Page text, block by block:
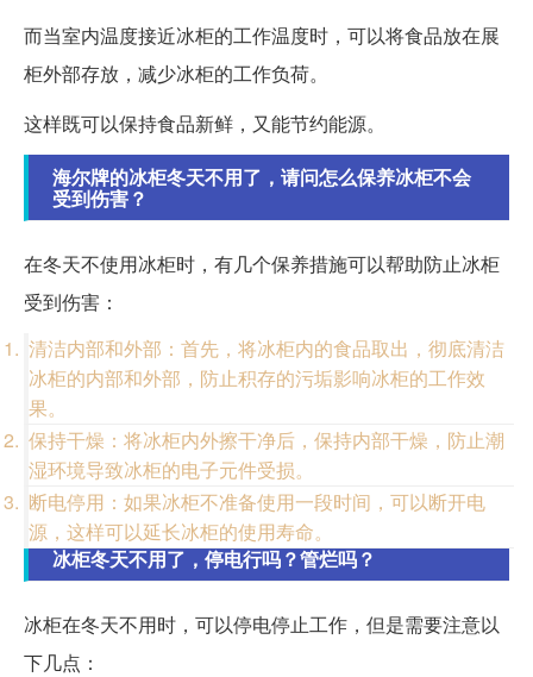
而当室内温度接近冰柜的工作温度时，可以将食品放在展
柜外部存放，减少冰柜的工作负荷。
这样既可以保持食品新鲜，又能节约能源。
海尔牌的冰柜冬天不用了，请问怎么保养冰柜不会
受到伤害？
在冬天不使用冰柜时，有几个保养措施可以帮助防止冰柜
受到伤害：
清洁内部和外部：首先，将冰柜内的食品取出，彻底清洁
冰柜的内部和外部，防止积存的污垢影响冰柜的工作效
果。
保持干燥：将冰柜内外擦干净后，保持内部干燥，防止潮
湿环境导致冰柜的电子元件受损。
断电停用：如果冰柜不准备使用一段时间，可以断开电
源，这样可以延长冰柜的使用寿命。
冰柜冬天不用了，停电行吗？管烂吗？
冰柜在冬天不用时，可以停电停止工作，但是需要注意以
下几点：